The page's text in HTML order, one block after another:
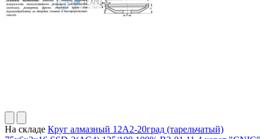
На складе Круг алмазный 12А2-20град (тарельчатый)